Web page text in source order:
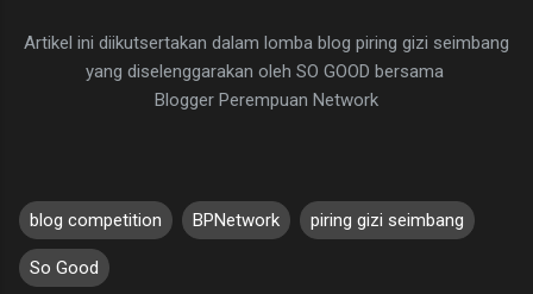
Artikel ini diikutsertakan dalam lomba blog piring gizi seimbang
yang diselenggarakan oleh SO GOOD bersama
Blogger Perempuan Network
blog competition BPNetwork piring gizi seimbang
So Good